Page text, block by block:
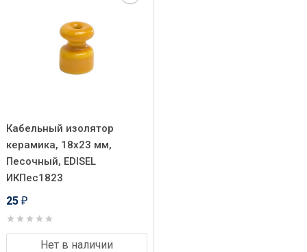
Кабельный изолятор
керамика, 18х23 мм,
Песочный, EDISEL
ИКПес1823
25 ₽
Нет в наличии